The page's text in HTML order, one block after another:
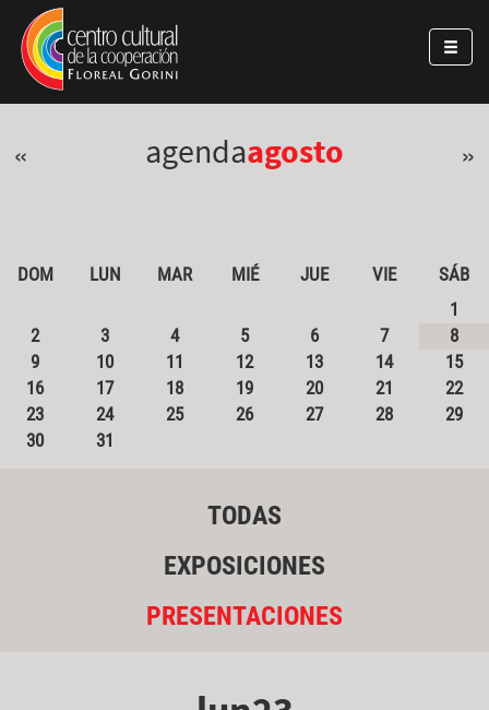
Pasar al contenido principal
Jump to main content
« agendaagosto »
DOM LUN MAR MIÉ JUE VIE
SÁB
1
2
3 4 5 6 7
8
9
10 11 12 13 14
15
16
17 18 19 20 21
22
23
24 25 26 27 28
29
30
31
TODAS
EXPOSICIONES
PRESENTACIONES